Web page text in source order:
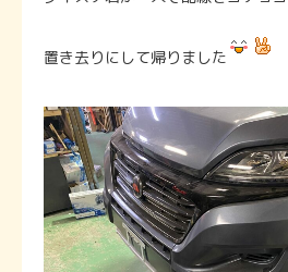
置き去りにして帰りました